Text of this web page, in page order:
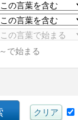
～で始まる